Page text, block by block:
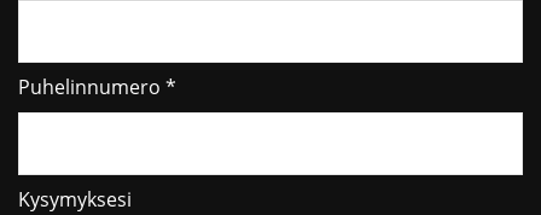
Puhelinnumero *
Kysymyksesi